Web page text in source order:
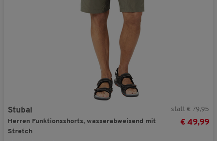
Stubai
Herren Funktionsshorts, wasserabweisend mit
Stretch
statt € 79,95
€ 49,99
Sie erhalten Ihren Rabatt und Ihr Geschnek bei einer Bestellung ab € 40,- in
unserem Online-Shop. Die Berechnung des Mindestbestellwerts erfolgt auf Basis